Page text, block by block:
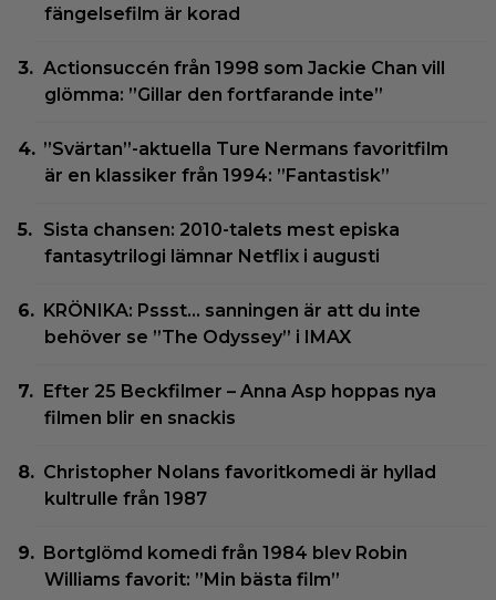
fängelsefilm är korad
Actionsuccén från 1998 som Jackie Chan vill
glömma: ”Gillar den fortfarande inte”
”Svärtan”-aktuella Ture Nermans favoritfilm
är en klassiker från 1994: ”Fantastisk”
Sista chansen: 2010-talets mest episka
fantasytrilogi lämnar Netflix i augusti
KRÖNIKA: Pssst… sanningen är att du inte
behöver se ”The Odyssey” i IMAX
Efter 25 Beckfilmer – Anna Asp hoppas nya
filmen blir en snackis
Christopher Nolans favoritkomedi är hyllad
kultrulle från 1987
Bortglömd komedi från 1984 blev Robin
Williams favorit: ”Min bästa film”